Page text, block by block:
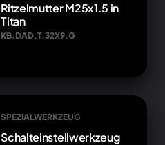
Ritzelmutter M25x1.5 in
Titan
KB.DAD.T.32X9.G
SPEZIALWERKZEUG
Schalteinstellwerkzeug